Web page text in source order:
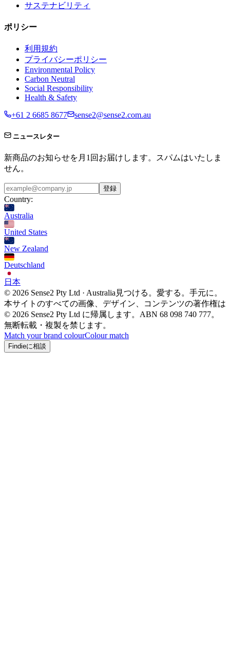
サステナビリティ
ポリシー
利用規約
プライバシーポリシー
Environmental Policy
Carbon Neutral
Social Responsibility
Health & Safety
+61 2 6685 8677
sense2@sense2.com.au
ニュースレター
新商品のお知らせを月1回お届けします。スパムはいたしま
せん。
登録
Country:
Australia
United States
New Zealand
Deutschland
日本
© 2026 Sense2 Pty Ltd · Australia 見つける。愛する。手元に。
本サイトのすべての画像、デザイン、コンテンツの著作権は
© 2026 Sense2 Pty Ltd に帰属します。ABN 68 098 740 777。
無断転載・複製を禁じます。
Match your brand colourColour match
Findieに相談